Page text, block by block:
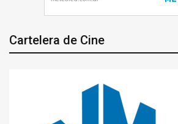
Cartelera de Cine